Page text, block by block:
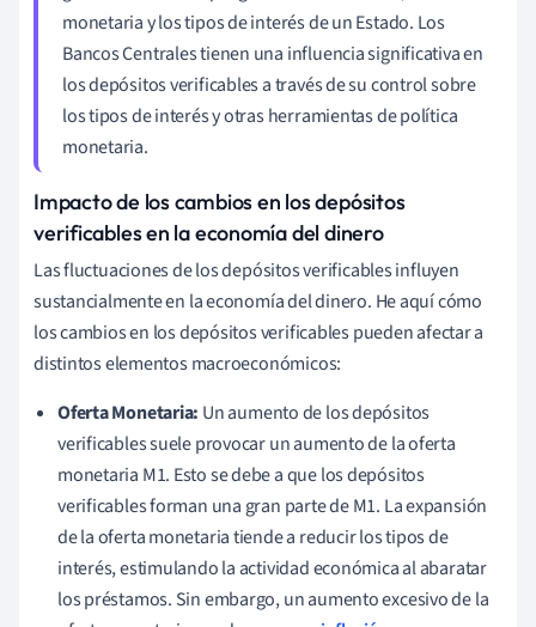
monetaria y los tipos de interés de un Estado. Los
Bancos Centrales tienen una influencia significativa en
los depósitos verificables a través de su control sobre
los tipos de interés y otras herramientas de política
monetaria.
Impacto de los cambios en los depósitos
verificables en la economía del dinero
Las fluctuaciones de los depósitos verificables influyen
sustancialmente en la economía del dinero. He aquí cómo
los cambios en los depósitos verificables pueden afectar a
distintos elementos macroeconómicos:
Oferta Monetaria: Un aumento de los depósitos
verificables suele provocar un aumento de la oferta
monetaria M1. Esto se debe a que los depósitos
verificables forman una gran parte de M1. La expansión
de la oferta monetaria tiende a reducir los tipos de
interés, estimulando la actividad económica al abaratar
los préstamos. Sin embargo, un aumento excesivo de la